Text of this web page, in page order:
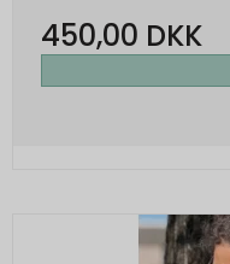
450,00 DKK